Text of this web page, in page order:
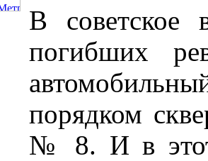
В советское
погибших
порядком
№ 8. И в этот